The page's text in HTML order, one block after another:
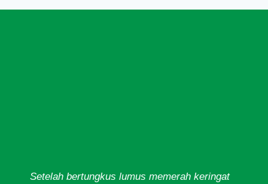
Setelah bertungkus lumus memerah keringat